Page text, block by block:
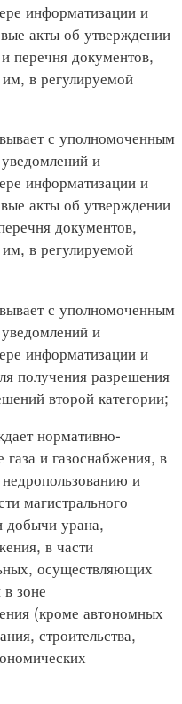
информатизации и
акты об утверждении
перечня документов,
в регулируемой
с уполномоченным
и
информатизации и
акты об утверждении
документов,
в регулируемой
с уполномоченным
и
информатизации и
получения разрешения
второй категории;
нормативно-
и газоснабжения, в
и
магистрального
добычи урана,
в части
осуществляющих
зоне
(кроме автономных
строительства,